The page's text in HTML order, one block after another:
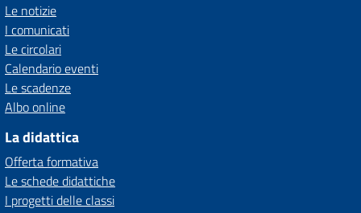
Le notizie
I comunicati
Le circolari
Calendario eventi
Le scadenze
Albo online
La didattica
Offerta formativa
Le schede didattiche
I progetti delle classi